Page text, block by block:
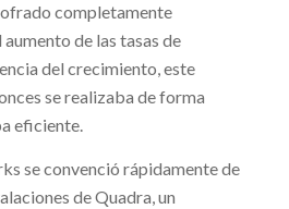
completamente
de las tasas de
del crecimiento, este
se realizaba de forma
eficiente.
se convenció rápidamente de
de Quadra, un